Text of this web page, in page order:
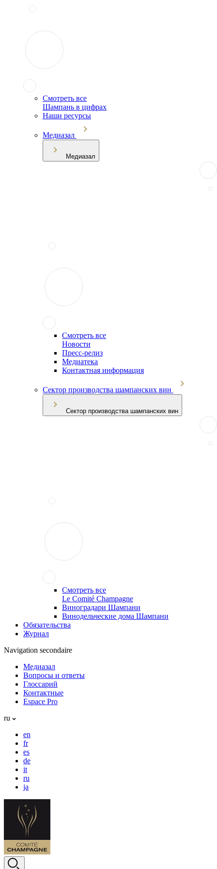
Смотреть все
Шампань в цифрах
Наши ресурсы
Медиазал
Медиазал
Смотреть все
Новости
Пресс-релиз
Медиатека
Контактная информация
Сектор производства шампанских вин
Сектор производства шампанских вин
Смотреть все
Le Comité Champagne
Виноградари Шампани
Винодельческие дома Шампани
Обязательства
Журнал
Navigation secondaire
Медиазал
Вопросы и ответы
Глоссарий
Контактные
Espace Pro
ru
en
fr
es
de
it
ru
ja